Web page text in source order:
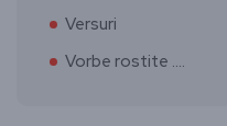
Versuri
Vorbe rostite ….